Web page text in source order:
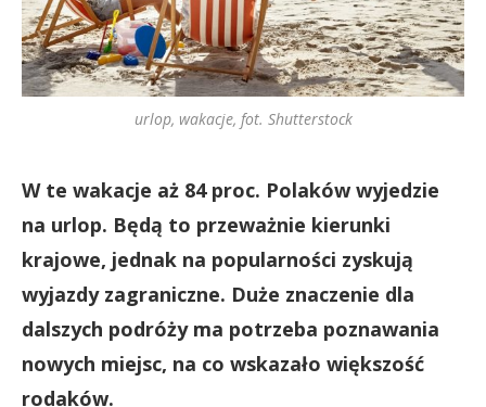
urlop, wakacje, fot. Shutterstock
W te wakacje aż 84 proc. Polaków wyjedzie
na urlop. Będą to przeważnie kierunki
krajowe, jednak na popularności zyskują
wyjazdy zagraniczne. Duże znaczenie dla
dalszych podróży ma potrzeba poznawania
nowych miejsc, na co wskazało większość
rodaków.